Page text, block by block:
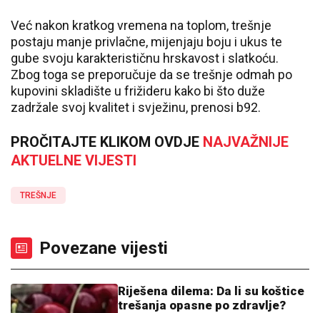
Već nakon kratkog vremena na toplom, trešnje
postaju manje privlačne, mijenjaju boju i ukus te
gube svoju karakterističnu hrskavost i slatkoću.
Zbog toga se preporučuje da se trešnje odmah po
kupovini skladište u frižideru kako bi što duže
zadržale svoj kvalitet i svježinu, prenosi b92.
PROČITAJTE KLIKOM OVDJE NAJVAŽNIJE
AKTUELNE VIJESTI
TREŠNJE
Povezane vijesti
Riješena dilema: Da li su koštice
trešanja opasne po zdravlje?